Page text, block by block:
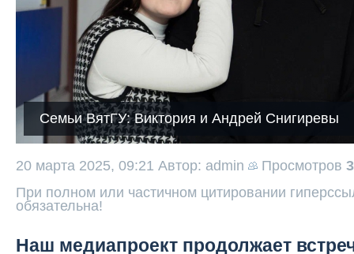
Семьи ВятГУ: Виктория и Андрей Снигиревы
20 марта 2025, 09:21 Автор: admin Просмотров
При полном или частичном цитировании
обязательна!
Наш медиапроект продолжает